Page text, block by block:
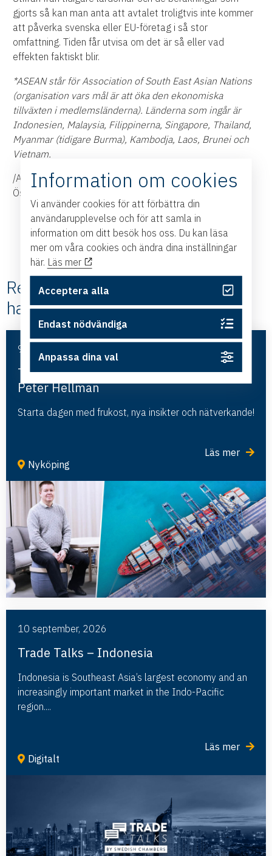
gjorts så kan man anta att avtalet troligtvis inte kommer
att påverka svenska eller EU-företag i så stor
omfattning. Tiden får utvisa om det är så eller vad
effekten faktiskt blir.
*ASEAN står för Association of South East Asian Nations
(organisation vars mål är att öka den ekonomiska
tillväxten i medlemsländerna). Länderna som ingår är
Indonesien, Malaysia, Filippinerna, Singapore, Thailand,
Myanmar (tidigare Burma), Kambodja, Laos, Brunei och
Vietnam.
/Anna Rehncrona, ansvarig näringslivsutveckling
Östsvenska Handelskammaren
Relaterade #Internationell
handel
9 september, 2026
Tull, handel och omvärld – frukost med
Peter Hellman
Starta dagen med frukost, nya insikter och nätverkande!
Nyköping
Läs mer
10 september, 2026
Trade Talks – Indonesia
Indonesia is Southeast Asia’s largest economy and an
increasingly important market in the Indo-Pacific
region....
Digitalt
Läs mer
Information om cookies
Vi använder cookies för att förbättra din
användarupplevelse och för att samla in
information om ditt besök hos oss. Du kan läsa
mer om våra cookies och ändra dina inställningar
här. Läs mer
Acceptera alla
Endast nödvändiga
Anpassa dina val